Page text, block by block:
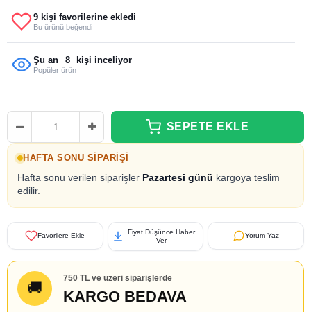
9 kişi favorilerine ekledi
Bu ürünü beğendi
Şu an 8 kişi inceliyor
Popüler ürün
HAFTA SONU SIPARIŞI
Hafta sonu verilen siparişler Pazartesi günü kargoya teslim
edilir.
Favorilere Ekle
Fiyat Düşünce Haber
Ver
Yorum Yaz
🚚
750 TL ve üzeri siparişlerde
KARGO BEDAVA